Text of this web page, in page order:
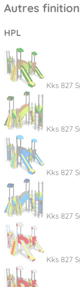
Autres
HPL
Kks 827
Kks 827
Kks 827
Kks 827
Kks 827